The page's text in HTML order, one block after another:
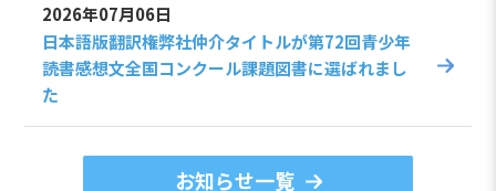
2026年07月06日
日本語版翻訳権弊社仲介タイトルが第72回青少年
読書感想文全国コンクール課題図書に選ばれまし
た
お知らせ一覧